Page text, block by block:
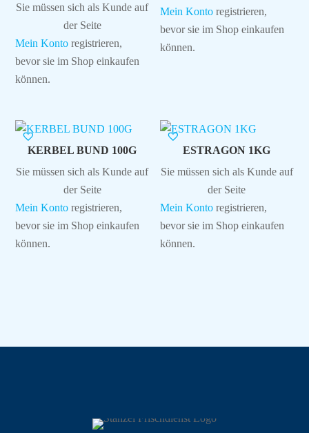
Sie müssen sich als Kunde auf
der Seite
Mein Konto registrieren,
bevor sie im Shop einkaufen
können.
Mein Konto registrieren,
bevor sie im Shop einkaufen
können.
KERBEL BUND 100G
Sie müssen sich als Kunde auf
der Seite
Mein Konto registrieren,
bevor sie im Shop einkaufen
können.
ESTRAGON 1KG
Sie müssen sich als Kunde auf
der Seite
Mein Konto registrieren,
bevor sie im Shop einkaufen
können.